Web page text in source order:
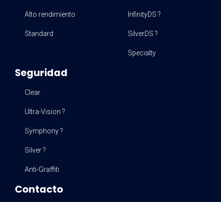
Alto rendimiento
Standard
InfinityDS ?
SilverDS ?
Specialty
Seguridad
Clear
Ultra-Vision ?
Symphony ?
Silver ?
Anti-Graffiti
Contacto